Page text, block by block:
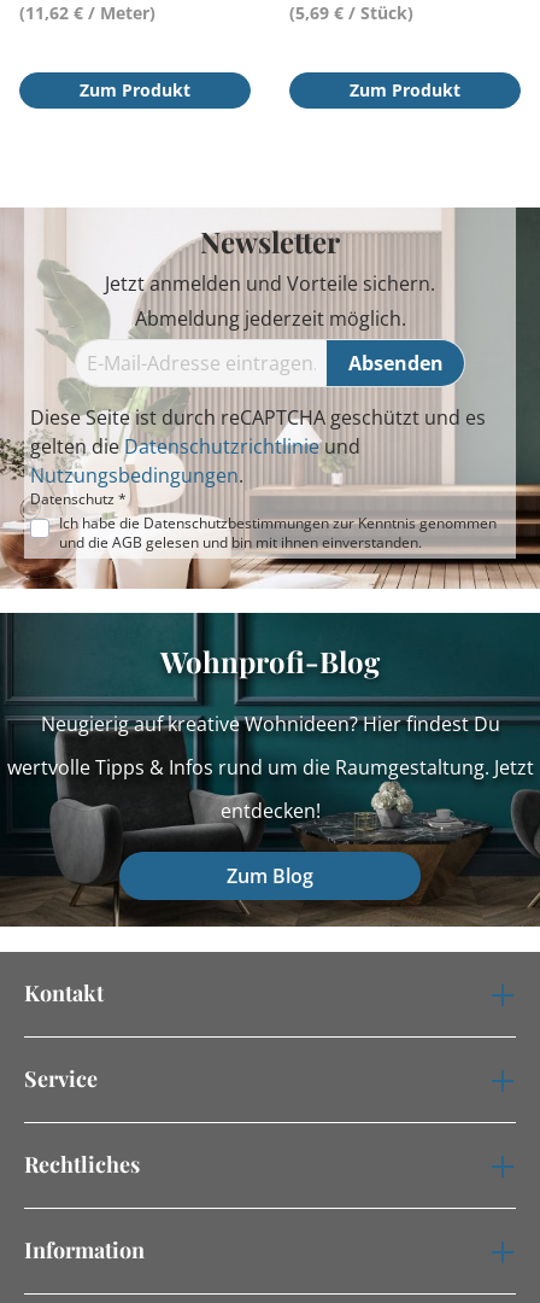
(11,62 € / Meter)
Zum Produkt
(5,69 € / Stück)
Zum Produkt
Newsletter
Jetzt anmelden und Vorteile sichern.
Abmeldung jederzeit möglich.
Absenden
Diese Seite ist durch reCAPTCHA geschützt und es
gelten dieDatenschutzrichtlinieund
Nutzungsbedingungen.
Datenschutz *
Ich habe die Datenschutzbestimmungenzur Kenntnis genommen
und die AGB gelesen und bin mit ihnen einverstanden.
Wohnprofi-Blog
Neugierig auf kreative Wohnideen? Hier findest Du
wertvolle Tipps & Infos rund um die Raumgestaltung. Jetzt
entdecken!
Zum Blog
Kontakt
Service
Rechtliches
Information